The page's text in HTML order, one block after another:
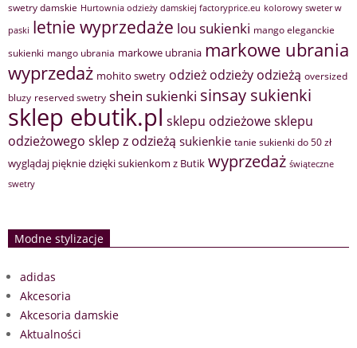
swetry damskie Hurtownia odzieży damskiej factoryprice.eu kolorowy sweter w
paski letnie wyprzedaże lou sukienki mango eleganckie
sukienki mango ubrania markowe ubrania markowe ubrania
wyprzedaż mohito swetry odzież odzieży odzieżą oversized
bluzy reserved swetry shein sukienki sinsay sukienki
sklep ebutik.pl sklepu odzieżowesklepu
odzieżowego sklep z odzieżą sukienkie tanie sukienki do 50 zł
wyglądaj pięknie dzięki sukienkom z Butik wyprzedaż świąteczne
swetry
Modne stylizacje
adidas
Akcesoria
Akcesoria damskie
Aktualności